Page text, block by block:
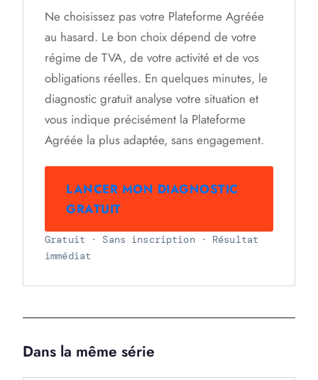
Ne choisissez pas votre Plateforme Agréée
au hasard. Le bon choix dépend de votre
régime de TVA, de votre activité et de vos
obligations réelles. En quelques minutes, le
diagnostic gratuit analyse votre situation et
vous indique précisément la Plateforme
Agréée la plus adaptée, sans engagement.
LANCER MON DIAGNOSTIC
GRATUIT
Gratuit · Sans inscription · Résultat
immédiat
Dans la même série